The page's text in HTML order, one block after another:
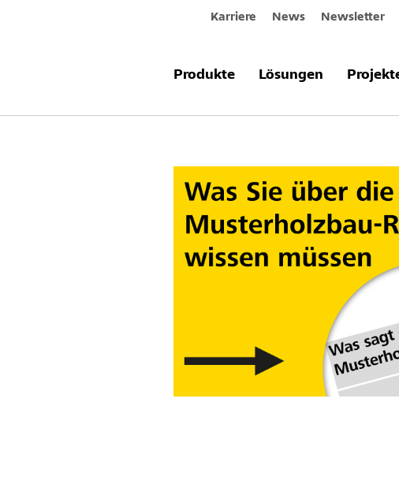
Karriere News Newsletter
Produkte Lösungen
Neues aus